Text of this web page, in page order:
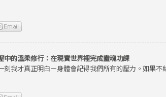
中的溫柔修行：在現實世界裡完成靈魂功課
刻我才真正明白－身體會記得我們所有的壓力。如果不